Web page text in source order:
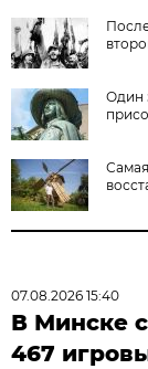
Один
07.08.2026 15:40
В Минске
467